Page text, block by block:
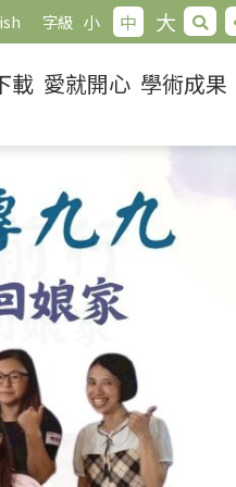
字級 小 中 大
載 愛就開心 學術成果